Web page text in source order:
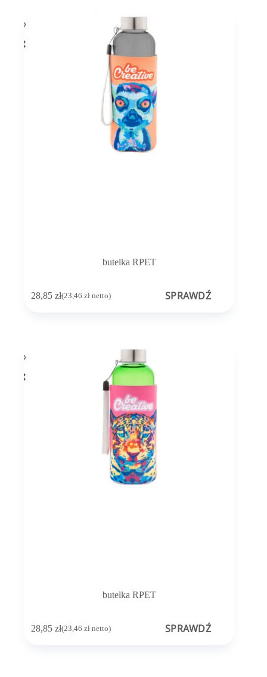
butelka RPET
28,85 zł(23,46 złnetto) SPRAWDŹ
butelka RPET
28,85 zł(23,46 złnetto) SPRAWDŹ